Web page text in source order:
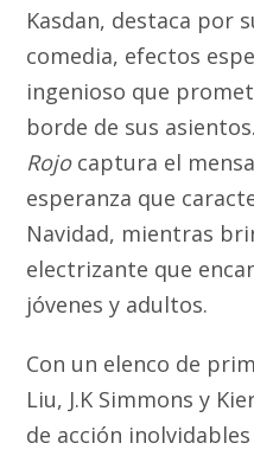
Kasdan, destaca por
comedia, efectos
ingenioso que
borde de sus
Rojocaptura el
esperanza que
Navidad, mientras
electrizante que
jóvenes y adultos.
Con un elenco de
Liu, J.K Simmons y
de acción